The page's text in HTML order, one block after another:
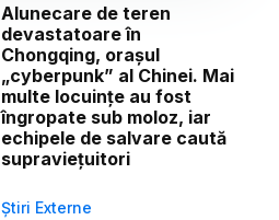
Alunecare de teren
devastatoare în
Chongqing, orașul
„cyberpunk” al Chinei. Mai
multe locuințe au fost
îngropate sub moloz, iar
echipele de salvare caută
supraviețuitori
Știri Externe